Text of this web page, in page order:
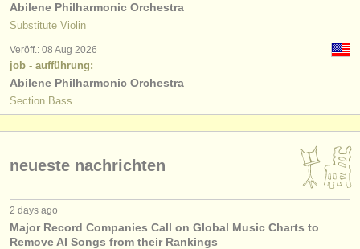
Abilene Philharmonic Orchestra
Substitute Violin
Veröff.: 08 Aug 2026
job - aufführung:
Abilene Philharmonic Orchestra
Section Bass
neueste nachrichten
2 days ago
Major Record Companies Call on Global Music Charts to
Remove AI Songs from their Rankings